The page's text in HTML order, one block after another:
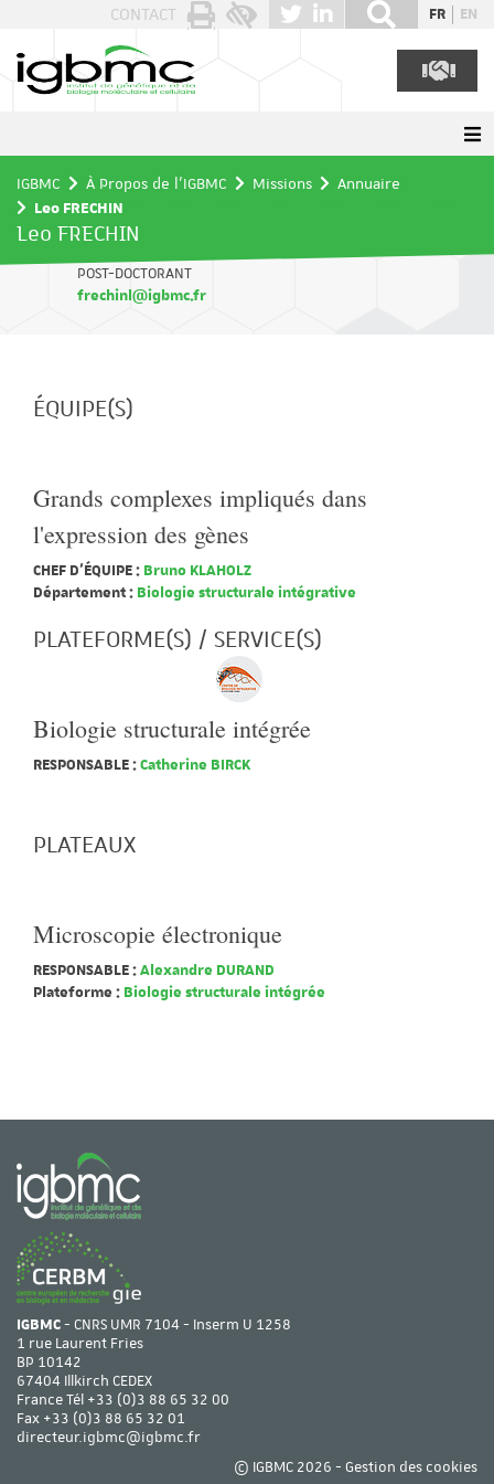
CONTACT FR EN
IGBMC À Propos de l'IGBMC Missions
Annuaire
Leo FRECHIN
Leo FRECHIN
POST-DOCTORANT
frechinl@igbmc.fr
ÉQUIPE(S)
Grands complexes impliqués dans
l'expression des gènes
CHEF D'ÉQUIPE : Bruno KLAHOLZ
Département : Biologie structurale intégrative
PLATEFORME(S) / SERVICE(S)
Biologie structurale intégrée
RESPONSABLE :Catherine BIRCK
PLATEAUX
Microscopie électronique
RESPONSABLE :Alexandre DURAND
Plateforme : Biologie structurale intégrée
IGBMC- CNRS UMR 7104 - Inserm U 1258
1 rue Laurent Fries
BP 10142
67404 Illkirch CEDEX
France Tél +33 (0)3 88 65 32 00
Fax +33 (0)3 88 65 32 01
directeur.igbmc@igbmc.fr
© IGBMC 2026 - Gestion des cookies
Panneau de gestion des cookies